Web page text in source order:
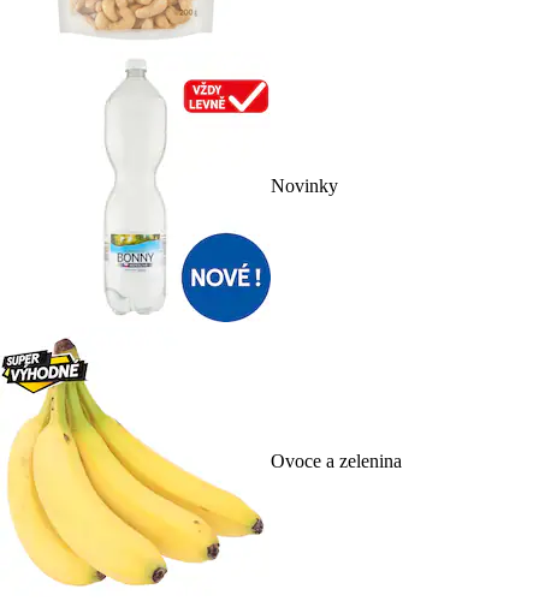
Novinky
Ovoce a zelenina